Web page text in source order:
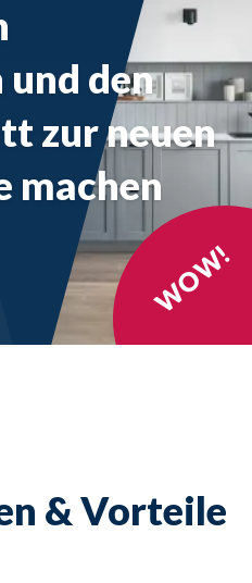
den
zur neuen
machen
WOW!
& Vorteile